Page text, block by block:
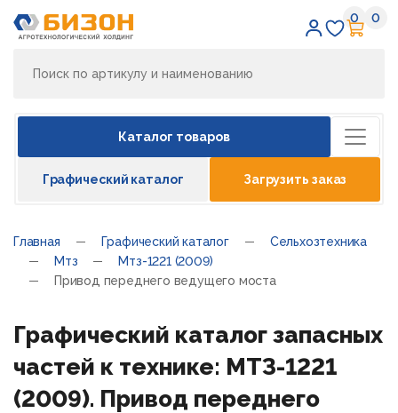
0 0
Каталог товаров
Графический каталог Загрузить заказ
Главная Графический каталог
Сельхозтехника
Мтз
Мтз-1221 (2009)
Привод переднего ведущего моста
Графический каталог запасных
частей к технике: МТЗ-1221
(2009). Привод переднего